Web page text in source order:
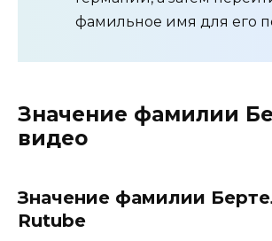
фамильное имя для его
Значение фамилии
видео
Значение фамилии
Rutube